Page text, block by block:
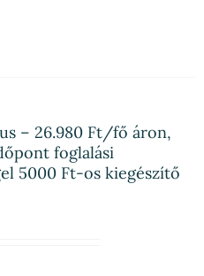
– 26.980 Ft/fő áron,
foglalási
5000 Ft-os kiegészítő